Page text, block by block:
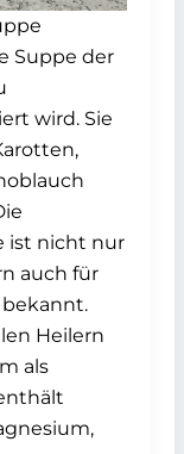
Suppe der
wird. Sie
ist nicht nur
auch für
Heilern
als